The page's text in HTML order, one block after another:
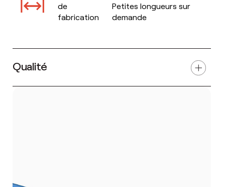
de
fabrication
Petites longueurs sur
demande
Qualité